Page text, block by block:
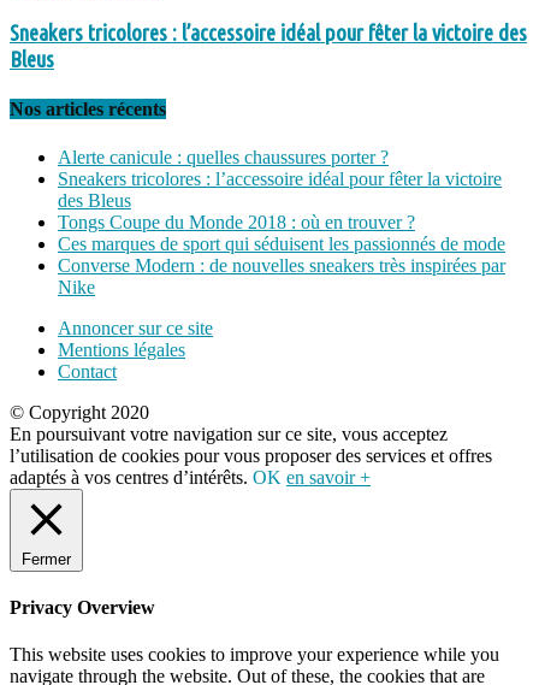
Sneakers tricolores : l’accessoire idéal pour fêter la victoire des
Bleus
Nos articles récents
Alerte canicule : quelles chaussures porter ?
Sneakers tricolores : l’accessoire idéal pour fêter la victoire
des Bleus
Tongs Coupe du Monde 2018 : où en trouver ?
Ces marques de sport qui séduisent les passionnés de mode
Converse Modern : de nouvelles sneakers très inspirées par
Nike
Annoncer sur ce site
Mentions légales
Contact
© Copyright 2020
En poursuivant votre navigation sur ce site, vous acceptez
l’utilisation de cookies pour vous proposer des services et offres
adaptés à vos centres d’intérêts. OK en savoir +
Fermer
Privacy Overview
This website uses cookies to improve your experience while you
navigate through the website. Out of these, the cookies that are